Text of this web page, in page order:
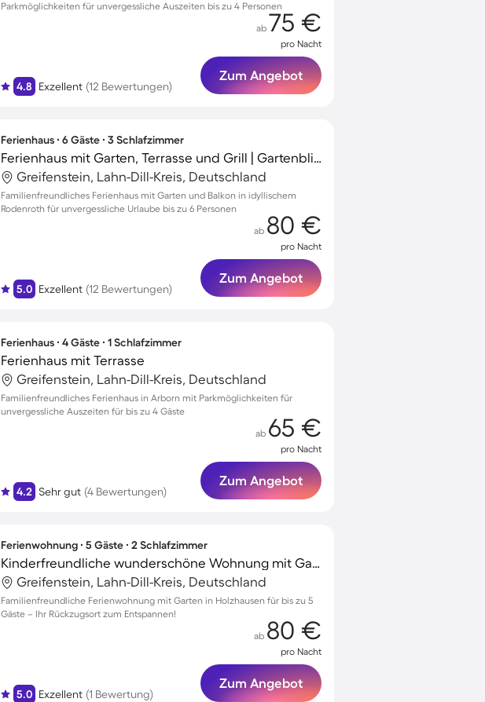
Parkmöglichkeiten für unvergessliche Auszeiten bis zu 4 Personen
4.8 Exzellent (12 Bewertungen)
ab 75 €
pro Nacht
Zum Angebot
Ferienhaus ∙ 6 Gäste ∙ 3 Schlafzimmer
Ferienhaus mit Garten, Terrasse und Grill | Gartenblick
Greifenstein, Lahn-Dill-Kreis, Deutschland
Familienfreundliches Ferienhaus mit Garten und Balkon in idyllischem
Rodenroth für unvergessliche Urlaube bis zu 6 Personen
5.0 Exzellent (12 Bewertungen)
ab 80 €
pro Nacht
Zum Angebot
Ferienhaus ∙ 4 Gäste ∙ 1 Schlafzimmer
Ferienhaus mit Terrasse
Greifenstein, Lahn-Dill-Kreis, Deutschland
Familienfreundliches Ferienhaus in Arborn mit Parkmöglichkeiten für
unvergessliche Auszeiten für bis zu 4 Gäste
4.2 Sehr gut (4 Bewertungen)
ab 65 €
pro Nacht
Zum Angebot
Ferienwohnung ∙ 5 Gäste ∙ 2 Schlafzimmer
Kinderfreundliche wunderschöne Wohnung mit Garten und Terrasse
Greifenstein, Lahn-Dill-Kreis, Deutschland
Familienfreundliche Ferienwohnung mit Garten in Holzhausen für bis zu 5
Gäste – Ihr Rückzugsort zum Entspannen!
5.0 Exzellent (1 Bewertung)
ab 80 €
pro Nacht
Zum Angebot